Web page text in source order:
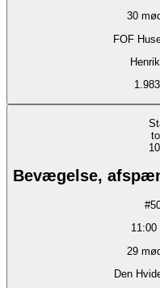
30
FOF
Bevægelse,
#
11:00
29
Den